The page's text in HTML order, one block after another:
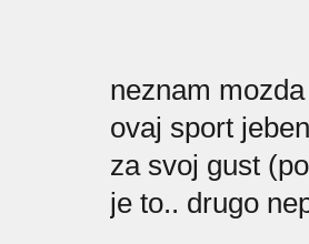
neznam
ovaj sport
za svoj gust
je to.. drugo